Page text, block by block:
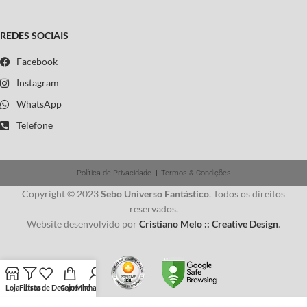
REDES SOCIAIS
Facebook
Instagram
WhatsApp
Telefone
Política de Privacidade Termos & Condições
Copyright © 2023Sebo Universo Fantástico. Todos os direitos
reservados.
Website desenvolvido por Cristiano Melo :: Creative Design.
LojaFiltros
Lista de Desejos
CarrinhoMinha conta